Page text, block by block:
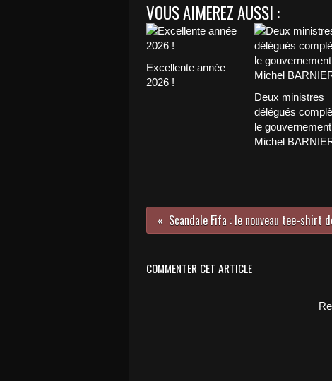
VOUS AIMEREZ AUSSI :
Excellente année
2026 !
Deux ministres
délégués
le gouvernement
Michel
COMMENTER CET ARTICLE